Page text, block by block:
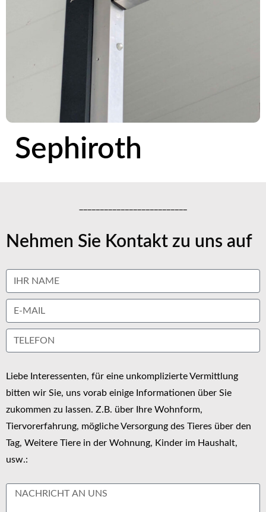
Sephiroth
Nehmen Sie Kontakt zu uns auf
Liebe Interessenten, für eine unkomplizierte Vermittlung
bitten wir Sie, uns vorab einige Informationen über Sie
zukommen zu lassen. Z.B. über Ihre Wohnform,
Tiervorerfahrung, mögliche Versorgung des Tieres über den
Tag, Weitere Tiere in der Wohnung, Kinder im Haushalt,
usw.: